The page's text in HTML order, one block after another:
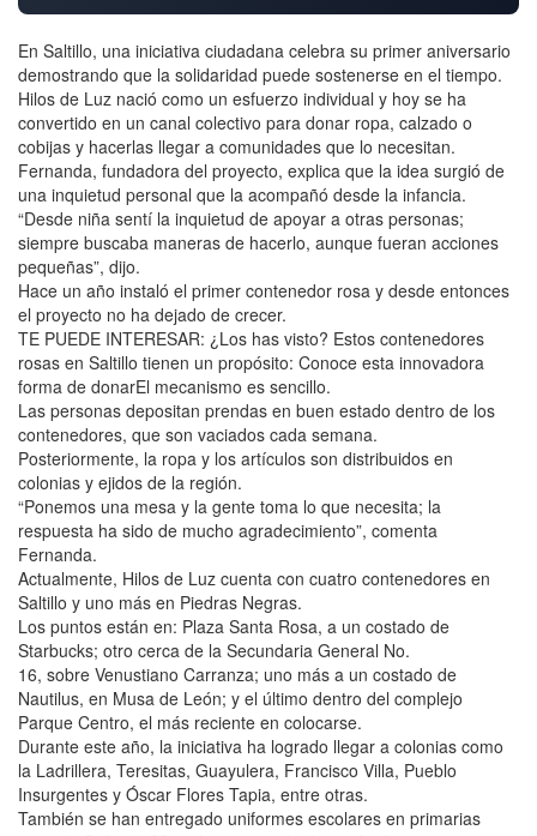
En Saltillo, una iniciativa ciudadana celebra su primer aniversario
demostrando que la solidaridad puede sostenerse en el tiempo.
Hilos de Luz nació como un esfuerzo individual y hoy se ha
convertido en un canal colectivo para donar ropa, calzado o
cobijas y hacerlas llegar a comunidades que lo necesitan.
Fernanda, fundadora del proyecto, explica que la idea surgió de
una inquietud personal que la acompañó desde la infancia.
“Desde niña sentí la inquietud de apoyar a otras personas;
siempre buscaba maneras de hacerlo, aunque fueran acciones
pequeñas”, dijo.
Hace un año instaló el primer contenedor rosa y desde entonces
el proyecto no ha dejado de crecer.
TE PUEDE INTERESAR: ¿Los has visto? Estos contenedores
rosas en Saltillo tienen un propósito: Conoce esta innovadora
forma de donarEl mecanismo es sencillo.
Las personas depositan prendas en buen estado dentro de los
contenedores, que son vaciados cada semana.
Posteriormente, la ropa y los artículos son distribuidos en
colonias y ejidos de la región.
“Ponemos una mesa y la gente toma lo que necesita; la
respuesta ha sido de mucho agradecimiento”, comenta
Fernanda.
Actualmente, Hilos de Luz cuenta con cuatro contenedores en
Saltillo y uno más en Piedras Negras.
Los puntos están en: Plaza Santa Rosa, a un costado de
Starbucks; otro cerca de la Secundaria General No.
16, sobre Venustiano Carranza; uno más a un costado de
Nautilus, en Musa de León; y el último dentro del complejo
Parque Centro, el más reciente en colocarse.
Durante este año, la iniciativa ha logrado llegar a colonias como
la Ladrillera, Teresitas, Guayulera, Francisco Villa, Pueblo
Insurgentes y Óscar Flores Tapia, entre otras.
También se han entregado uniformes escolares en primarias